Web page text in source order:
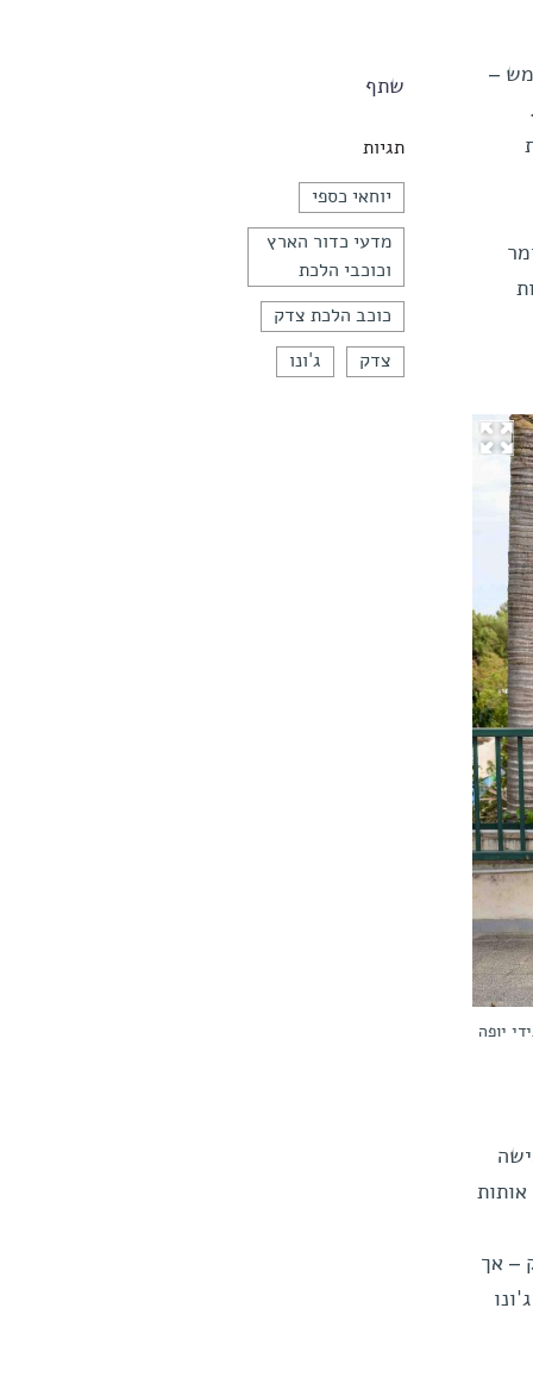
שתף
תגיות
יוחאי כספי
מדעי כדור הארץ
וכוכבי הלכת
כוכב הלכת צדק
צדק ג'ונו
–
יופה
– אך
ג'ונו